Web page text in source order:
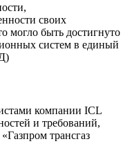
своих
могло быть достигнуто
систем в единый
компании ICL
и требований,
трансгаз